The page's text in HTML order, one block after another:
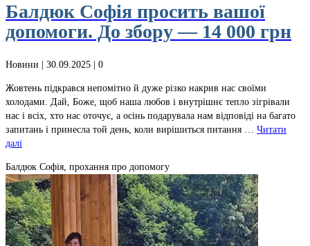
Балдюк Софія просить вашої
допомоги. До збору — 14 000 грн
Новини | 30.09.2025 | 0
Жовтень підкрався непомітно й дуже різко накрив нас своїми
холодами. Дай, Боже, щоб наша любов і внутрішнє тепло зігрівали
нас і всіх, хто нас оточує, а осінь подарувала нам відповіді на багато
запитань і принесла той день, коли вирішиться питання … Читати
далі
Балдюк Софія, прохання про допомогу